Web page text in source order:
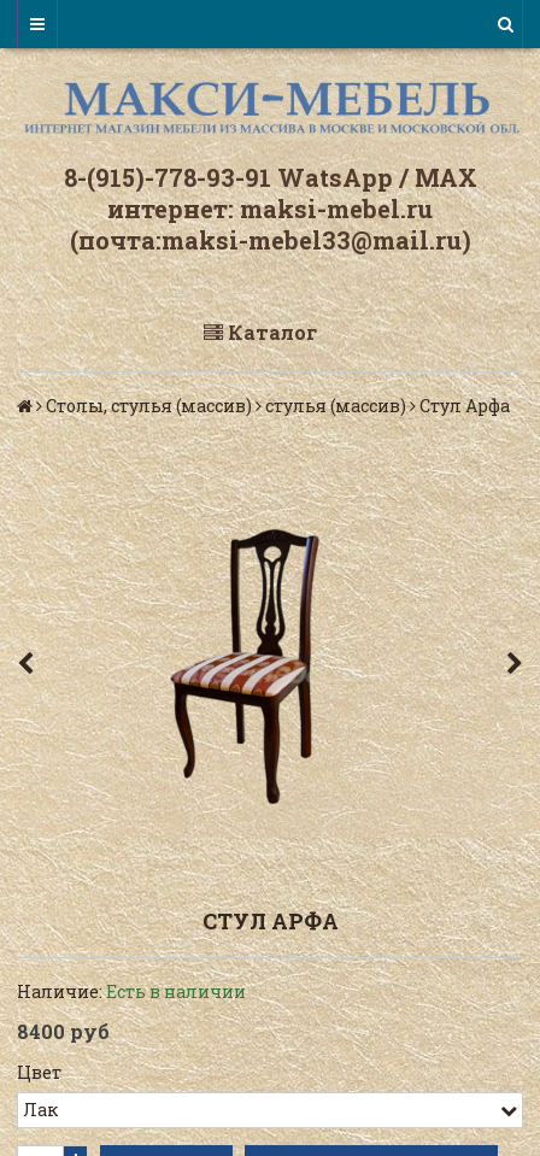
8-(915)-778-93-91 WatsАpp / МАХ
интернет: maksi-mebel.ru
(почта:maksi-mebel33@mail.ru)
Каталог
Столы, стулья (массив) стулья (массив) Стул Арфа
СТУЛ АРФА
Наличие:Есть в наличии
8400 руб
Цвет